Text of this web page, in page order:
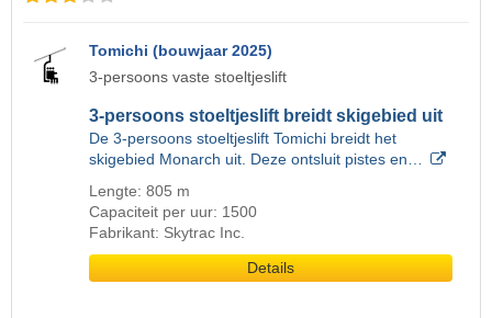
Tomichi (bouwjaar 2025)
3-persoons vaste stoeltjeslift
3-persoons stoeltjeslift breidt skigebied uit
De 3-persoons stoeltjeslift Tomichi breidt het
skigebied Monarch uit. Deze ontsluit pistes en…
Lengte: 805 m
Capaciteit per uur: 1500
Fabrikant: Skytrac Inc.
Details